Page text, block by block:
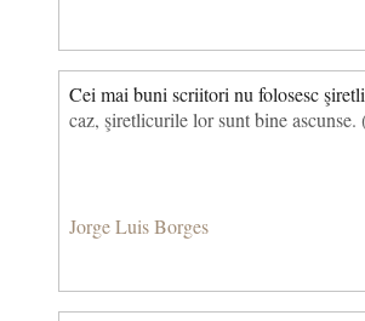
provocate de micile răutăți ale
pe loc de remușcări și regrete,
scurte scene dialogate, ca în Spinul.
acestor jocuri ale iubirii și întâmplări
Dragoste învrăjbită. Lipsa oricărui
Cei mai buni scriitori nu folosesc
caz, şiretlicurile lor sunt bine ascunse.
Jorge Luis Borges